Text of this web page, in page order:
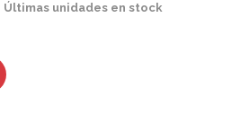
Últimas unidades en stock